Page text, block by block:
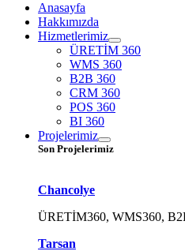
Anasayfa
Hakkımızda
Hizmetlerimiz
ÜRETİM 360
WMS 360
B2B 360
CRM 360
POS 360
BI 360
Projelerimiz
Son Projelerimiz
Chancolye
ÜRETİM360, WMS360,
Tarsan